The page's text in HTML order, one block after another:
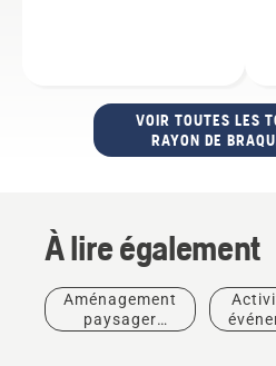
VOIR TOUTES LES
RAYON DE
À lire également
Aménagement
paysager
Offres
Couvercle
de
Offres